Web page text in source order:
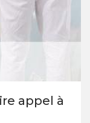
appel à